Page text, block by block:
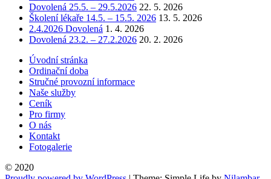
Dovolená 25.5. – 29.5.2026 22. 5. 2026
Školení lékaře 14.5. – 15.5. 2026 13. 5. 2026
2.4.2026 Dovolená 1. 4. 2026
Dovolená 23.2. – 27.2.2026 20. 2. 2026
Úvodní stránka
Ordinační doba
Stručné provozní informace
Naše služby
Ceník
Pro firmy
O nás
Kontakt
Fotogalerie
© 2020